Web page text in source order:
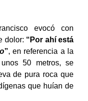
evocó con
dolor: “Por ahí está
”, en referencia a la
50 metros, se
de pura roca que
que huían de